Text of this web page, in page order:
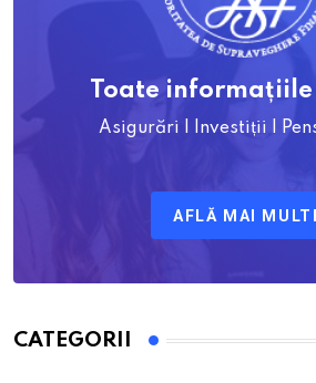
Toate
Asigurări | Investiții |
AFLĂ MAI
CATEGORII